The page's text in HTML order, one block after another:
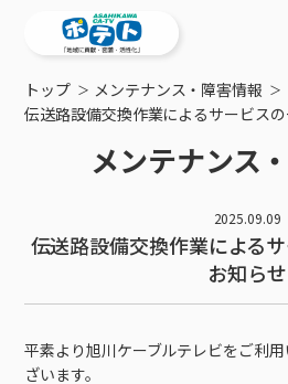
ご検討中の方
ご検討中の方
工事・配線について
新居をご検討中の方へ
物件情報
ご加入中の方
ご加入中のサービス確認・変更
WEBメール
サポートサービス
サポートサービストップ
ケーブルテレビトップ
インターネット
お困りの方はこちら
トップ
メンテナンス・障害情報
伝送路設備交換作業によるサービス
メンテナンス
2025.09.09
伝送路設備交換作業による
お知らせ
平素より旭川ケーブルテレビをご利
ざいます。